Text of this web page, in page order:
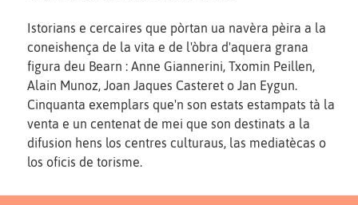
Istorians e cercaires que pòrtan ua navèra pèira a la
coneishença de la vita e de l'òbra d'aquera grana
figura deu Bearn : Anne Giannerini, Txomin Peillen,
Alain Munoz, Joan Jaques Casteret o Jan Eygun.
Cinquanta exemplars que'n son estats estampats tà la
venta e un centenat de mei que son destinats a la
difusion hens los centres culturaus, las mediatècas o
los oficis de torisme.